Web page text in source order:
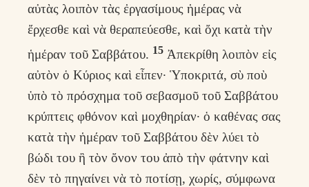
αὐτὰς λοιπὸν τὰς ἐργασίμους ἡμέρας νὰ
ἔρχεσθε καὶ νὰ θεραπεύεσθε, καὶ ὄχι κατὰ τὴν
ἡμέραν τοῦ Σαββάτου. 15 Ἀπεκρίθη λοιπὸν εἰς
αὐτὸν ὁ Κύριος καὶ εἶπεν· Ὑποκριτά, σὺ ποὺ
ὑπὸ τὸ πρόσχημα τοῦ σεβασμοῦ τοῦ Σαββάτου
κρύπτεις φθόνον καὶ μοχθηρίαν· ὁ καθένας σας
κατὰ τὴν ἡμέραν τοῦ Σαββάτου δὲν λύει τὸ
βώδι του ἢ τὸν ὄνον του ἀπὸ τὴν φάτνην καὶ
δὲν τὸ πηγαίνει νὰ τὸ ποτίσῃ, χωρίς, σύμφωνα